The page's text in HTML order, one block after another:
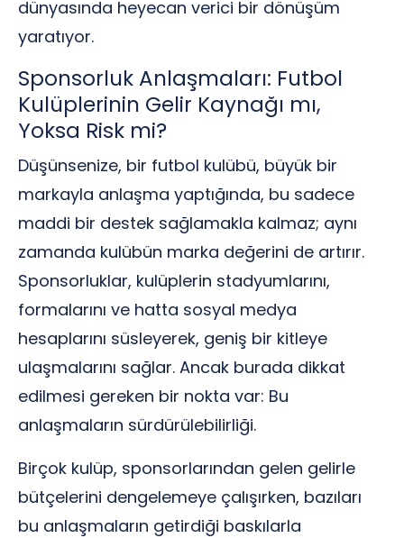
dünyasında heyecan verici bir dönüşüm
yaratıyor.
Sponsorluk Anlaşmaları: Futbol
Kulüplerinin Gelir Kaynağı mı,
Yoksa Risk mi?
Düşünsenize, bir futbol kulübü, büyük bir
markayla anlaşma yaptığında, bu sadece
maddi bir destek sağlamakla kalmaz; aynı
zamanda kulübün marka değerini de artırır.
Sponsorluklar, kulüplerin stadyumlarını,
formalarını ve hatta sosyal medya
hesaplarını süsleyerek, geniş bir kitleye
ulaşmalarını sağlar. Ancak burada dikkat
edilmesi gereken bir nokta var: Bu
anlaşmaların sürdürülebilirliği.
Birçok kulüp, sponsorlarından gelen gelirle
bütçelerini dengelemeye çalışırken, bazıları
bu anlaşmaların getirdiği baskılarla